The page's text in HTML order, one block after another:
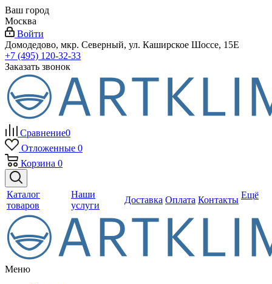
Ваш город
Москва
Войти
Домодедово, мкр. Северный, ул. Каширское Шоссе, 15Е
+7 (495) 120-32-33
Заказать звонок
Сравнение0
Отложенные 0
Корзина 0
Каталог
товаров
Наши
услуги
Доставка Оплата Контакты Ещё
Меню